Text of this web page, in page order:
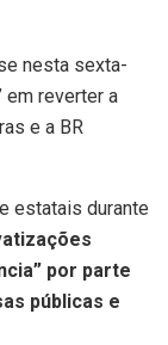
nesta sexta-
em reverter a
e a BR
estatais durante
por parte
públicas e